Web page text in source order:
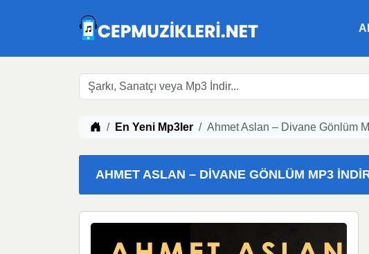
Müzik indir
En Yeni Mp3ler Ahmet Aslan – Divane Gönlüm
AHMET ASLAN – DIVANE GÖNLÜM MP3